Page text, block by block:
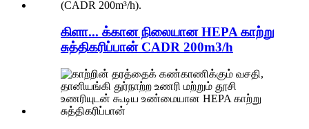
கிளா... க்கான நிலையான HEPA காற்று
சுத்திகரிப்பான் CADR 200m3/h